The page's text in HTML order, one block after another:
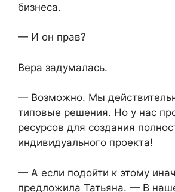
бизнеса.
— И он прав?
Вера задумалась.
— Возможно. Мы
типовые решения. Но у нас
ресурсов для создания
индивидуального проекта!
— А если подойти к этому
предложила Татьяна. — В